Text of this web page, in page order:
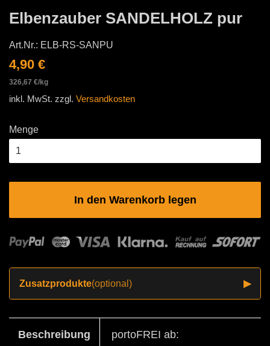
Elbenzauber SANDELHOLZ pur
Art.Nr.: ELB-RS-SANPU
Normaler
Preis
4,90 €
Einzelpreis
326,67 €/pro
kg
inkl. MwSt. zzgl. Versandkosten
Menge
In den Warenkorb legen
Zusatzprodukte(optional) ▶
Beschreibung portoFREI ab: